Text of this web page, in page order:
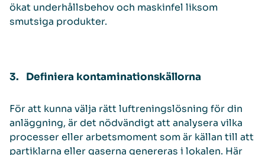
ökat underhållsbehov och maskinfel liksom
smutsiga produkter.
3. Definiera kontaminationskällorna
För att kunna välja rätt luftreningslösning för din
anläggning, är det nödvändigt att analysera vilka
processer eller arbetsmoment som är källan till att
partiklarna eller gaserna genereras i lokalen. Här